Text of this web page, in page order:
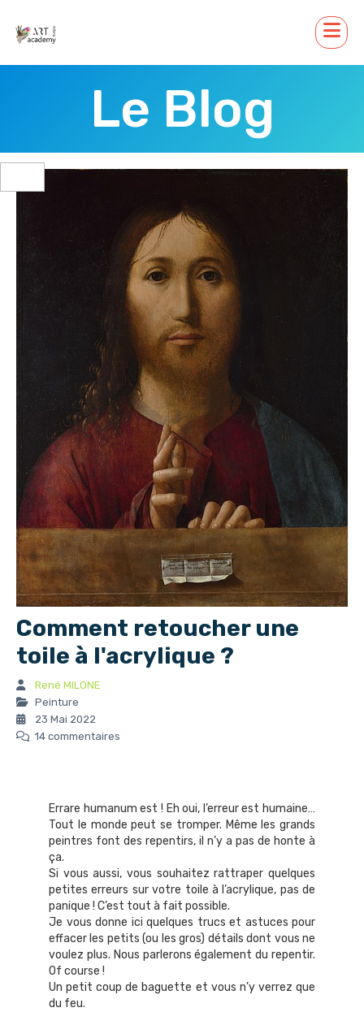
Le Blog
Comment retoucher une
toile à l'acrylique ?
René MILONE
Peinture
23 Mai 2022
14 commentaires
Errare humanum est ! Eh oui, l’erreur est humaine…
Tout le monde peut se tromper. Même les grands
peintres font des repentirs, il n’y a pas de honte à
ça.
Si vous aussi, vous souhaitez rattraper quelques
petites erreurs sur votre toile à l’acrylique, pas de
panique ! C’est tout à fait possible.
Je vous donne ici quelques trucs et astuces pour
effacer les petits (ou les gros) détails dont vous ne
voulez plus. Nous parlerons également du repentir.
Of course !
Un petit coup de baguette et vous n’y verrez que
du feu.